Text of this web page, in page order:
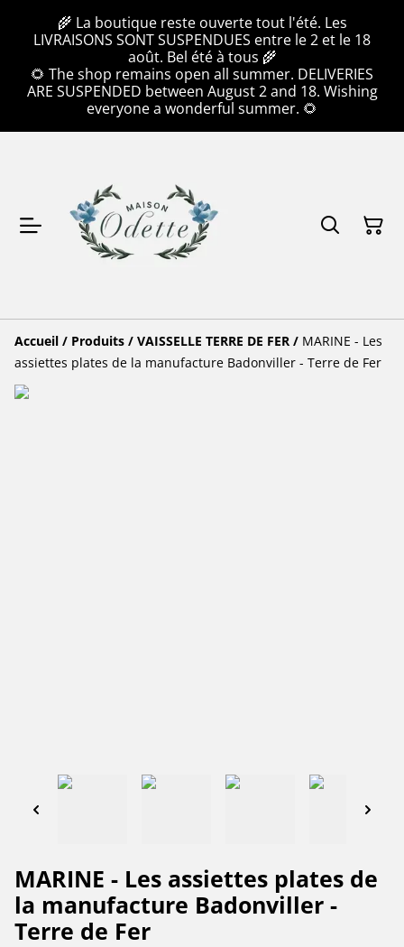
🌾 La boutique reste ouverte tout l'été. Les
LIVRAISONS SONT SUSPENDUES entre le 2 et le 18
août. Bel été à tous 🌾
🌻 The shop remains open all summer. DELIVERIES
ARE SUSPENDED between August 2 and 18. Wishing
everyone a wonderful summer. 🌻
Accueil / Produits / VAISSELLE TERRE DE FER / MARINE - Les
assiettes plates de la manufacture Badonviller - Terre de Fer
MARINE - Les assiettes plates de
la manufacture Badonviller -
Terre de Fer